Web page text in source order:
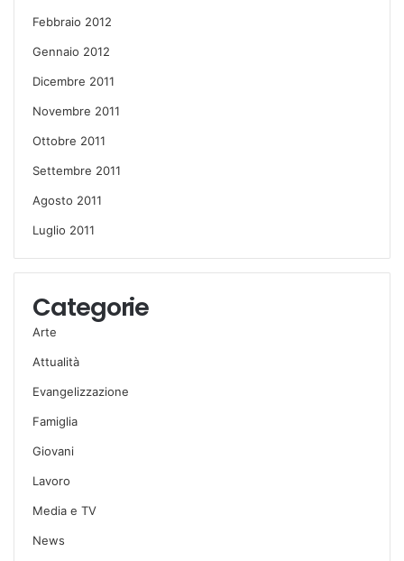
Febbraio 2012
Gennaio 2012
Dicembre 2011
Novembre 2011
Ottobre 2011
Settembre 2011
Agosto 2011
Luglio 2011
Categorie
Arte
Attualità
Evangelizzazione
Famiglia
Giovani
Lavoro
Media e TV
News